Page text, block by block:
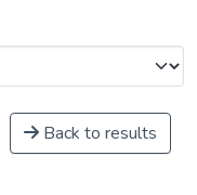
Back to results